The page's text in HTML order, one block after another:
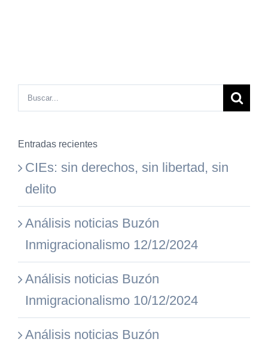
Buscar:
Entradas recientes
CIEs: sin derechos, sin libertad, sin
delito
Análisis noticias Buzón
Inmigracionalismo 12/12/2024
Análisis noticias Buzón
Inmigracionalismo 10/12/2024
Análisis noticias Buzón